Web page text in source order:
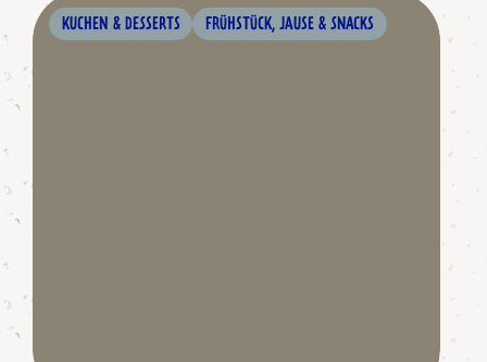
KUCHEN & DESSERTS FRÜHSTÜCK, JAUSE & SNACKS